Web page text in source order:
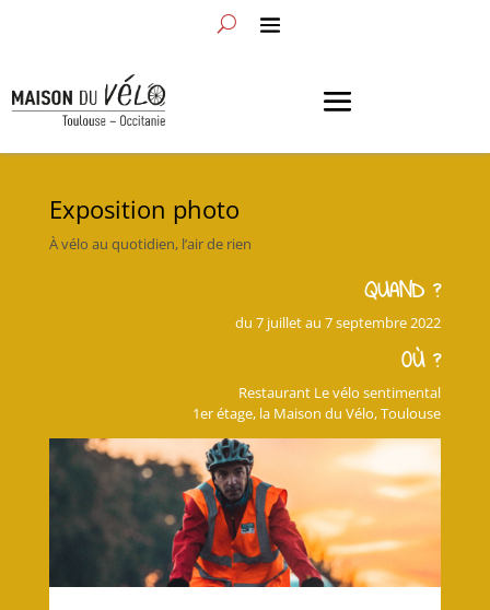
Exposition photo
À vélo au quotidien, l’air de rien
QUAND ?
du 7 juillet au 7 septembre 2022
OÙ ?
Restaurant Le vélo sentimental
1er étage, la Maison du Vélo, Toulouse